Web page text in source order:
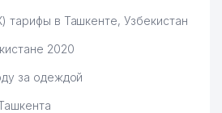
в Ташкенте, Узбекистан
2020
за одеждой